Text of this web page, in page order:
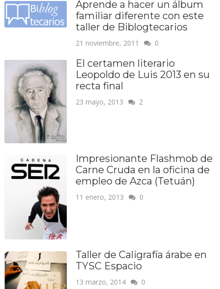
Aprende a hacer un álbum
familiar diferente con este
taller de Biblogtecarios
21 noviembre, 2011 0
El certamen literario
Leopoldo de Luis 2013 en su
recta final
23 mayo, 2013 2
Impresionante Flashmob de
Carne Cruda en la oficina de
empleo de Azca (Tetuán)
11 enero, 2013 0
Taller de Caligrafía árabe en
TYSC Espacio
13 marzo, 2014 0